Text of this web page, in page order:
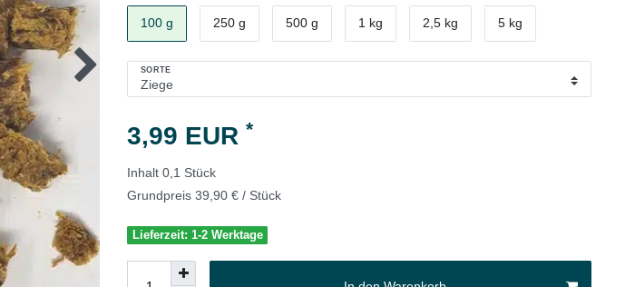
100 g 250 g 500 g 1 kg 2,5 kg 5 kg
SORTE
3,99 EUR*
Inhalt0,1 Stück
Grundpreis39,90 € / Stück
Lieferzeit: 1-2 Werktage